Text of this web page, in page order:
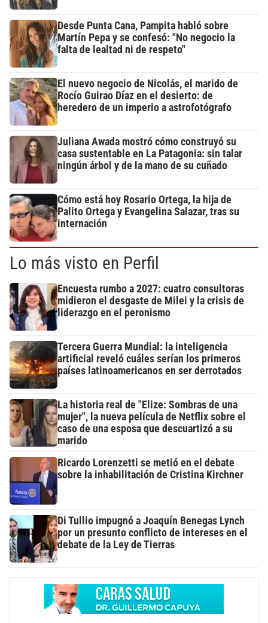
Desde Punta Cana, Pampita habló sobre
Martín Pepa y se confesó: "No negocio la
falta de lealtad ni de respeto"
El nuevo negocio de Nicolás, el marido de
Rocío Guirao Díaz en el desierto: de
heredero de un imperio a astrofotógrafo
Juliana Awada mostró cómo construyó su
casa sustentable en La Patagonia: sin talar
ningún árbol y de la mano de su cuñado
Cómo está hoy Rosario Ortega, la hija de
Palito Ortega y Evangelina Salazar, tras su
internación
Lo más visto en Perfil
Encuesta rumbo a 2027: cuatro consultoras
midieron el desgaste de Milei y la crisis de
liderazgo en el peronismo
Tercera Guerra Mundial: la inteligencia
artificial reveló cuáles serían los primeros
países latinoamericanos en ser derrotados
La historia real de "Elize: Sombras de una
mujer", la nueva película de Netflix sobre el
caso de una esposa que descuartizó a su
marido
Ricardo Lorenzetti se metió en el debate
sobre la inhabilitación de Cristina Kirchner
Di Tullio impugnó a Joaquín Benegas Lynch
por un presunto conflicto de intereses en el
debate de la Ley de Tierras